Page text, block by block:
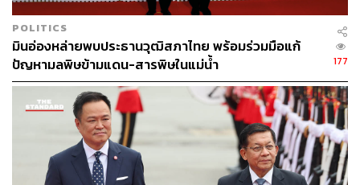
“กรณีที่อิหร่านปิดช่องแคบฮอร์มุซนั้น ส่งผลกระทบต่อความ
มั่นคงแบบตรงๆ ซึ่งเป็นคนละเรื่องและเอามาเปรียบเทียบกับ
ช่องแคบมะละกาไม่ได้เลย” อาจารย์ย้ำกับ THE STANDARD
นอกจากนี้ รศ.ดร.สมพงษ์ย้ำในการเสวนาว่า ปัจจัยทาง
ภูมิศาสตร์ไม่ใช่ตัวตัดสินความสำเร็จของท่าเรือ โดยยก
ตัวอย่างกรณีศึกษาระหว่างสิงคโปร์และมาเลเซีย ซึ่งมีท่าเรือ
ติดกันในเชิงภูมิศาสตร์ที่แทบจะมองเห็นกันได้ แต่เมื่อ
POLITICS
มินอ่องหล่ายพบประธานวุฒิสภาไทย พร้อมร่วมมือแก้
ปัญหามลพิษข้ามแดน-สารพิษในแม่น้ำ
177